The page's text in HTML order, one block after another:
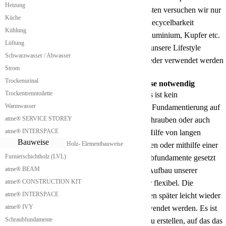
Heizung
Küche
Kühlung
Lüftung
Schwarzwasser / Abwasser
Strom
Trockenurinal
Trockentrenntoilette
Warmwasser
atme® SERVICE STOREY
atme® INTERSPACE
Bauweise
Holz- Elementbauweise
Furnierschichtholz (LVL)
atme® BEAM
atme® CONSTRUCTION KIT
atme® INTERSPACE
atme® IVY
Schraubfundamente
den Baustoff Holz und Holzwerkstoffe. Ansonsten versuchen wir nur
Materialien zu verwenden, die eine sehr hohe Recycelbarkeit
nachweisen. Zum Beispiel durch Bleche wie Aluminium, Kupfer etc.
kann erreicht werden dass nach der Lebenszeit unsere Lifestyle
Tinyhouses nahezu vollständig recycelt und wieder verwendet werden
können.
Kein Betonfundament für Lifestyle Tinyhouse notwendig
Für die Installation unserer Lifestyle Tinyhouses ist kein
Betonfundament notwendig. Wir setzen bei der Fundamentierung auf
clevere Erdschraubenverankerung. Diese Erdschrauben oder auch
Schraubfundamente können per Hand mit der Hilfe von langen
Eindrehstangen in den Boden per gedreht werden oder mithilfe einer
kleinen ein Drehmaschine auch größere Schraubfundamente gesetzt
werden. Durch diese Technik ist man mit dem Aufbau unserer
Lifestyle Tinyhouses sehr schnell und auch sehr flexibel. Die
Fundamente, welche ein gedreht werden, können später leicht wieder
ausgedreht werden und an anderen Stellen verwendet werden. Es ist
aber auch möglich sich ein Streifenfundament zu erstellen, auf das das